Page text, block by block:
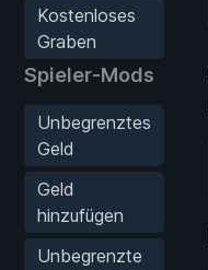
Kostenloses
Graben
Spieler-Mods
Unbegrenztes
Geld
Geld
hinzufügen
Unbegrenzte